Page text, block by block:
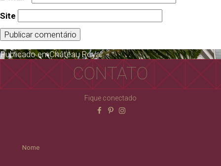
Site
Publicado emChâteau Royal
CONTATO
Fique conectado
Nome